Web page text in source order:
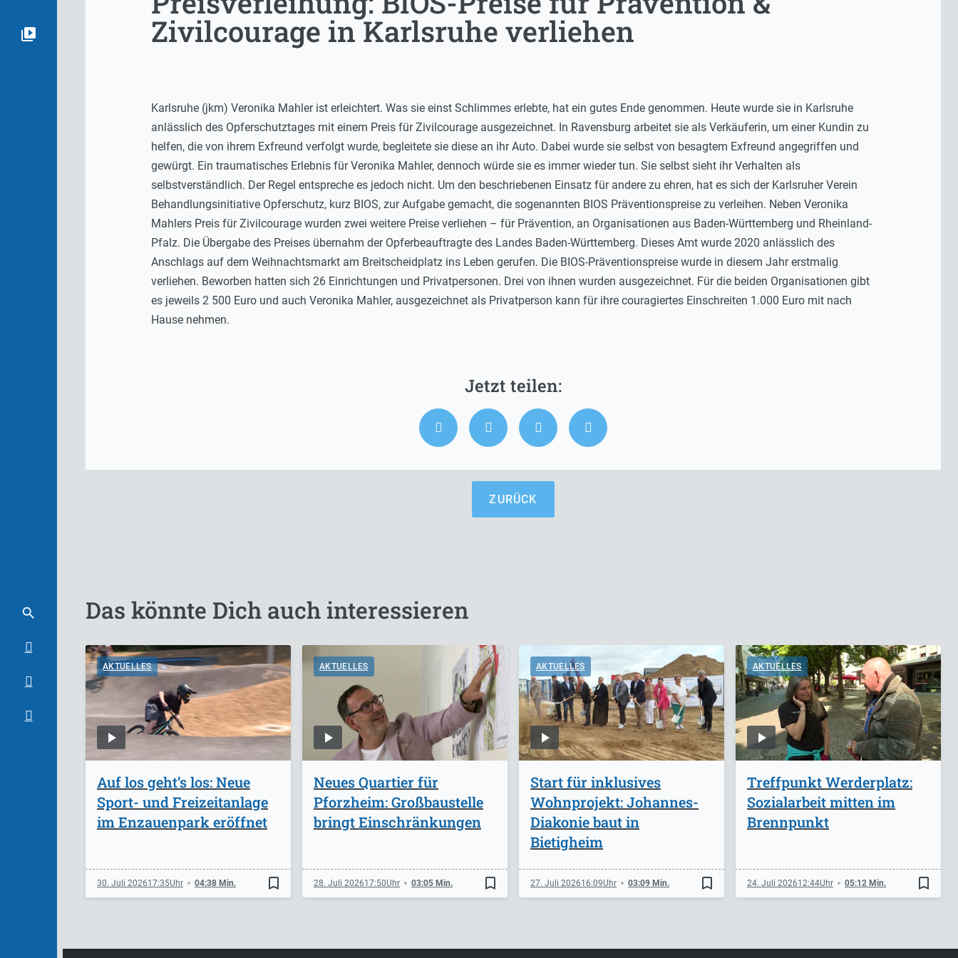
Zivilcourage in Karlsruhe verliehen
Karlsruhe (jkm) Veronika Mahler ist erleichtert. Was sie einst Schlimmes erlebte, hat ein gutes Ende genommen. Heute wurde sie in Karlsruhe
anlässlich des Opferschutztages mit einem Preis für Zivilcourage ausgezeichnet. In Ravensburg arbeitet sie als Verkäuferin, um einer Kundin zu
helfen, die von ihrem Exfreund verfolgt wurde, begleitete sie diese an ihr Auto. Dabei wurde sie selbst von besagtem Exfreund angegriffen und
gewürgt. Ein traumatisches Erlebnis für Veronika Mahler, dennoch würde sie es immer wieder tun. Sie selbst sieht ihr Verhalten als
selbstverständlich. Der Regel entspreche es jedoch nicht. Um den beschriebenen Einsatz für andere zu ehren, hat es sich der Karlsruher Verein
Behandlungsinitiative Opferschutz, kurz BIOS, zur Aufgabe gemacht, die sogenannten BIOS Präventionspreise zu verleihen. Neben Veronika
Mahlers Preis für Zivilcourage wurden zwei weitere Preise verliehen – für Prävention, an Organisationen aus Baden-Württemberg und Rheinland-
Pfalz. Die Übergabe des Preises übernahm der Opferbeauftragte des Landes Baden-Württemberg. Dieses Amt wurde 2020 anlässlich des
Anschlags auf dem Weihnachtsmarkt am Breitscheidplatz ins Leben gerufen. Die BIOS-Präventionspreise wurde in diesem Jahr erstmalig
verliehen. Beworben hatten sich 26 Einrichtungen und Privatpersonen. Drei von ihnen wurden ausgezeichnet. Für die beiden Organisationen gibt
es jeweils 2 500 Euro und auch Veronika Mahler, ausgezeichnet als Privatperson kann für ihre couragiertes Einschreiten 1.000 Euro mit nach
Hause nehmen.
ZURÜCK
Das könnte Dich auch interessieren
AKTUELLES
Auf los geht’s los: Neue
Sport- und Freizeitanlage
im Enzauenpark eröffnet
30. Juli 202617:35 04:38 Min. bookmark_border
AKTUELLES
Neues Quartier für
Pforzheim: Großbaustelle
bringt Einschränkungen
28. Juli 202617:50 03:05 Min. bookmark_border
AKTUELLES
Start für inklusives
Wohnprojekt: Johannes-
Diakonie baut in
Bietigheim
27. Juli 202616:09 03:09 Min. bookmark_border
AKTUELLES
Treffpunkt Werderplatz:
Sozialarbeit mitten im
Brennpunkt
24. Juli 202612:44 05:12 Min. bookmark_border